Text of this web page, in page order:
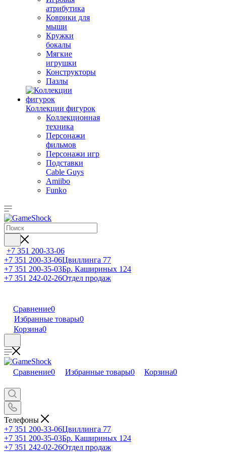
атрибутика
Коврики для
мыши
Кружки
бокалы
Мягкие
игрушки
Конструкторы
Пазлы
Коллекции фигурок
Коллекционная
техника
Персонажи
фильмов
Персонажи игр
Подставки
Cable Guys
Amiibo
Funko
+7 351 200-33-06
+7 351 200-33-06Цвиллинга 77
+7 351 200-35-03Бр. Кашириных 124
+7 351 242-02-26Отдел продаж
Сравнение0
Избранные товары0
Корзина0
Сравнение0 Избранные товары0 Корзина0
Телефоны
+7 351 200-33-06Цвиллинга 77
+7 351 200-35-03Бр. Кашириных 124
+7 351 242-02-26Отдел продаж